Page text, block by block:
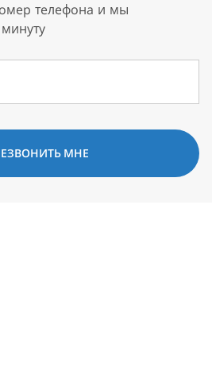
телефона и мы
МНЕ